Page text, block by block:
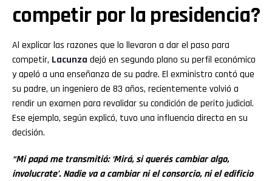
competir por la presidencia?
Al explicar las razones que lo llevaron a dar el paso para
competir, Lacunza dejó en segundo plano su perfil económico
y apeló a una enseñanza de su padre. El exministro contó que
su padre, un ingeniero de 83 años, recientemente volvió a
rendir un examen para revalidar su condición de perito judicial.
Ese ejemplo, según explicó, tuvo una influencia directa en su
decisión.
“Mi papá me transmitió: ‘Mirá, si querés cambiar algo,
involucrate’. Nadie va a cambiar ni el consorcio, ni el edificio